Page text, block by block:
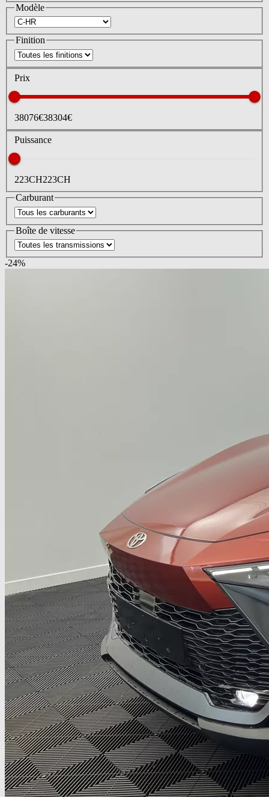
Modèle
Finition
Prix
38076€38304€
Puissance
223CH223CH
Carburant
Boîte de vitesse
-24%